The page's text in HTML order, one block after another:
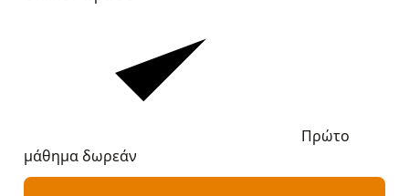
Πρώτο
μάθημα δωρεάν